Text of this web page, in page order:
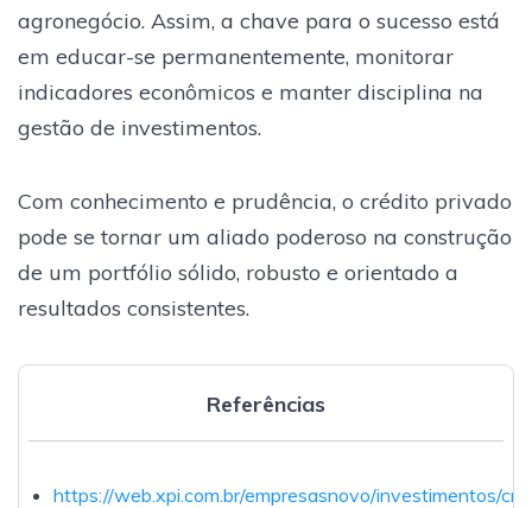
agronegócio. Assim, a chave para o sucesso está
em educar-se permanentemente, monitorar
indicadores econômicos e manter disciplina na
gestão de investimentos.
Com conhecimento e prudência, o crédito privado
pode se tornar um aliado poderoso na construção
de um portfólio sólido, robusto e orientado a
resultados consistentes.
Referências
https://web.xpi.com.br/empresasnovo/investimentos/